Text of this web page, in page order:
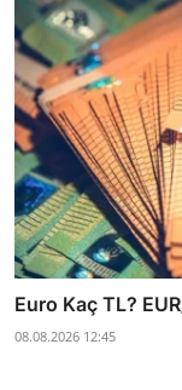
Euro Kaç TL?
08.08.2026 12:45